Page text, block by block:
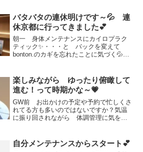
テと...
バタバタの連休明けです～💦 連
休京都に行ってきました💕
朝一 身体メンテナンスにカイロプラク
ティック✨・・・と バックを変えて
bonton.のカギを忘れたことに気づく💦施
も2回終わり 接種翌日「祝還暦」✨母と
予定通り ホテ...
楽しみながら ゆったり俯瞰して
進む！って時期かな～💗
GW前 お出かけの予定や予約で忙しくさ
れてる方も多いのではないですか？気温
に振り回されながら 体調管理に気をつ
いので ちょっとシックなうつわ合わせ
増渕篤宥 めし碗（...
自分メンテナンスからスタート💕